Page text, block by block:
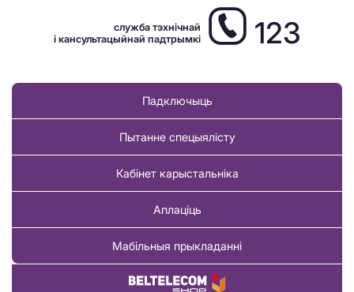
служба тэхнічнай
і кансультацыйнай падтрымкі
123
Падключыць
Пытанне спецыялісту
Кабінет карыстальніка
Аплаціць
Мабільныя прыкладанні
Купіць тавар